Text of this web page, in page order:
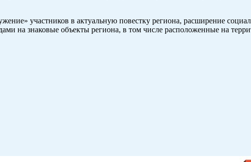
участников в актуальную повестку региона, расширение
на знаковые объекты региона, в том числе расположенные на